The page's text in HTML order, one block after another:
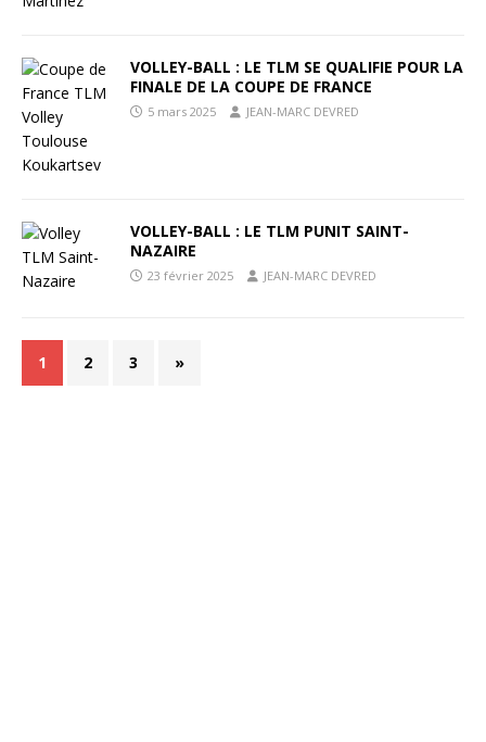
VOLLEY-BALL : LE TLM SE QUALIFIE POUR LA
FINALE DE LA COUPE DE FRANCE
5 mars 2025 JEAN-MARC DEVRED
VOLLEY-BALL : LE TLM PUNIT SAINT-
NAZAIRE
23 février 2025 JEAN-MARC DEVRED
1 2 3 »